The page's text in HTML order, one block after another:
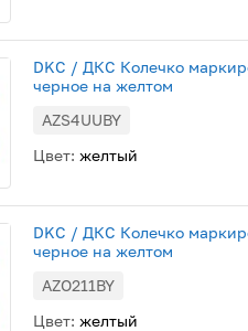
DKC / ДКС Колечко
черное на желтом
AZS4UUBY
Цвет: желтый
DKC / ДКС Колечко
черное на желтом
AZO211BY
Цвет: желтый